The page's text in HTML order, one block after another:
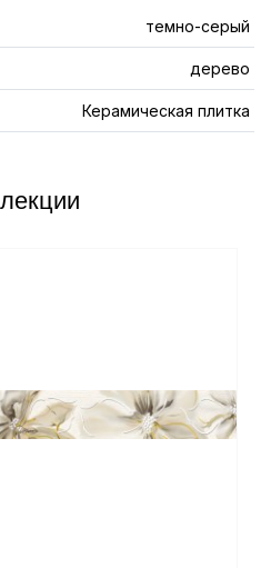
темно-серый
дерево
Керамическая плитка